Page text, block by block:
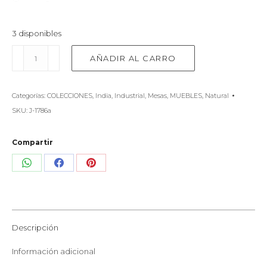
3 disponibles
redonda
fierro
/
AÑADIR AL CARRO
Categorías: COLECCIONES, India, Industrial, Mesas, MUEBLES, Natural
SKU: J-1786a
Compartir
Share Share Share
Descripción
Información adicional